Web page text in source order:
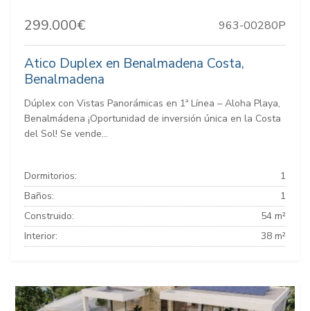
299.000€ 963-00280P
Atico Duplex en Benalmadena Costa,
Benalmadena
Dúplex con Vistas Panorámicas en 1ª Línea – Aloha Playa,
Benalmádena ¡Oportunidad de inversión única en la Costa
del Sol! Se vende...
Dormitorios:
1
Baños:
1
Construido:
54 m²
Interior:
38 m²